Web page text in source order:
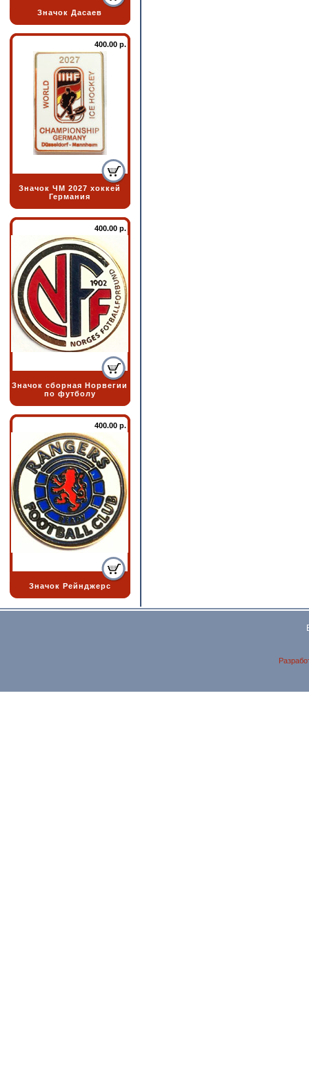
Значок Дасаев
400.00 р.
Значок ЧМ 2027 хоккей
Германия
400.00 р.
Значок сборная Норвегии
по футболу
400.00 р.
Значок Рейнджерс